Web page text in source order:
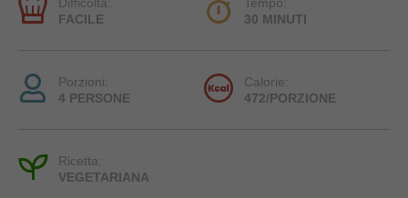
FACILE
30 MINUTI
Porzioni:
4 PERSONE
Calorie:
472/PORZIONE
Ricetta:
VEGETARIANA